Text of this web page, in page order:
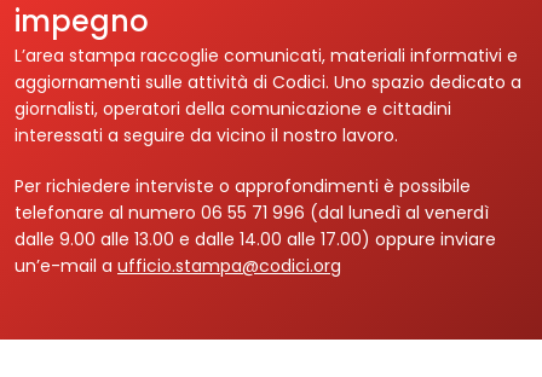
Area Stampa
Contatti
Login
impegno
L’area stampa raccoglie comunicati, materiali informativi e
aggiornamenti sulle attività di Codici. Uno spazio dedicato a
giornalisti, operatori della comunicazione e cittadini
interessati a seguire da vicino il nostro lavoro.
Per richiedere interviste o approfondimenti è possibile
telefonare al numero 06 55 71 996 (dal lunedì al venerdì
dalle 9.00 alle 13.00 e dalle 14.00 alle 17.00) oppure inviare
un’e-mail a ufficio.stampa@codici.org